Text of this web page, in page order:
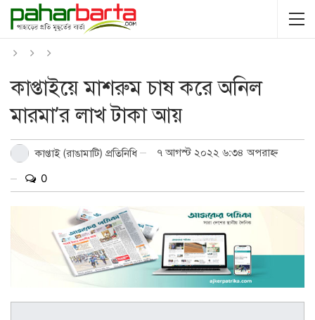
কাপ্তাইয়ে মাশরুম চাষ করে অনিল
মারমা’র লাখ টাকা আয়
কাপ্তাই (রাঙামাটি) প্রতিনিধি
৭ আগস্ট ২০২২ ৬:৩৪ অপরাহ্ন
0